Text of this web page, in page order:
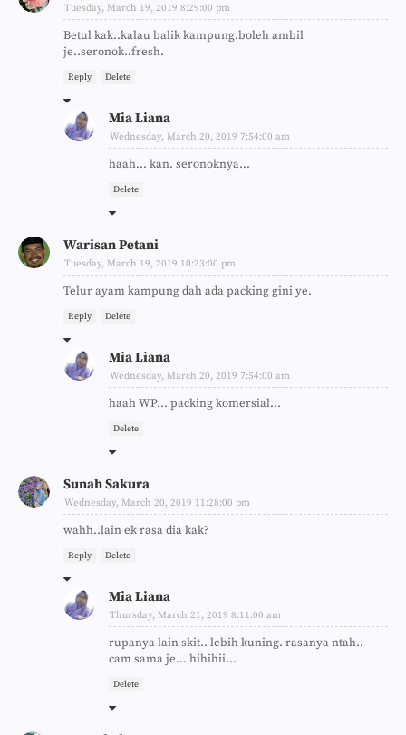
Tuesday, March 19, 2019 8:29:00 pm
Betul kak..kalau balik kampung.boleh ambil
je..seronok..fresh.
Reply Delete
Mia Liana
Wednesday, March 20, 2019 7:54:00 am
haah... kan. seronoknya...
Delete
Warisan Petani
Tuesday, March 19, 2019 10:23:00 pm
Telur ayam kampung dah ada packing gini ye.
Reply Delete
Mia Liana
Wednesday, March 20, 2019 7:54:00 am
haah WP... packing komersial...
Delete
Sunah Sakura
Wednesday, March 20, 2019 11:28:00 pm
wahh..lain ek rasa dia kak?
Reply Delete
Mia Liana
Thursday, March 21, 2019 8:11:00 am
rupanya lain skit.. lebih kuning. rasanya ntah..
cam sama je... hihihii...
Delete